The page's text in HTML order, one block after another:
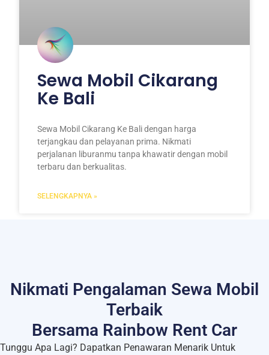
Sewa Mobil Cikarang
Ke Bali
Sewa Mobil Cikarang Ke Bali dengan harga
terjangkau dan pelayanan prima. Nikmati
perjalanan liburanmu tanpa khawatir dengan mobil
terbaru dan berkualitas.
SELENGKAPNYA »
Nikmati Pengalaman Sewa Mobil
Terbaik
Bersama Rainbow Rent Car
Tunggu Apa Lagi? Dapatkan Penawaran Menarik Untuk